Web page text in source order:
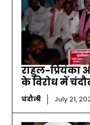
राहुल-
के विरोध में
चंदौली July 21,